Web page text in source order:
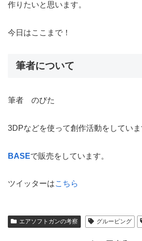
作りたいと思います。
今日はここまで！
筆者について
筆者 のびた
3DPなどを使って創作活動をしていま
BASEで販売をしています。
ツイッターはこちら
エアソフトガンの考察 グルーピング